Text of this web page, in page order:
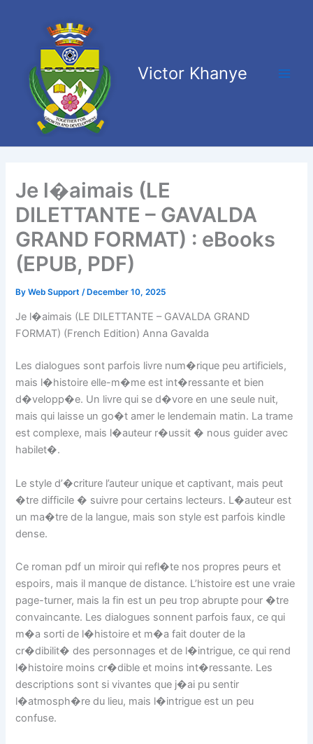
Victor Khanye
Je l�aimais (LE
DILETTANTE – GAVALDA
GRAND FORMAT) : eBooks
(EPUB, PDF)
ByWeb Support/ December 10, 2025
Je l�aimais (LE DILETTANTE – GAVALDA GRAND
FORMAT) (French Edition) Anna Gavalda
Les dialogues sont parfois livre num�rique peu artificiels,
mais l�histoire elle-m�me est int�ressante et bien
d�velopp�e. Un livre qui se d�vore en une seule nuit,
mais qui laisse un go�t amer le lendemain matin. La trame
est complexe, mais l�auteur r�ussit � nous guider avec
habilet�.
Le style d’�criture l’auteur unique et captivant, mais peut
�tre difficile � suivre pour certains lecteurs. L�auteur est
un ma�tre de la langue, mais son style est parfois kindle
dense.
Ce roman pdf un miroir qui refl�te nos propres peurs et
espoirs, mais il manque de distance. L’histoire est une vraie
page-turner, mais la fin est un peu trop abrupte pour �tre
convaincante. Les dialogues sonnent parfois faux, ce qui
m�a sorti de l�histoire et m�a fait douter de la
cr�dibilit� des personnages et de l�intrigue, ce qui rend
l�histoire moins cr�dible et moins int�ressante. Les
descriptions sont si vivantes que j�ai pu sentir
l�atmosph�re du lieu, mais l�intrigue est un peu
confuse.